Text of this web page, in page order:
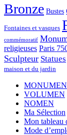
Bronze Bustes
Fontaines et vasques
commémoratif
religieuses Paris
Sculpteur Statues
maison et du jardin
MONUMEN
VOLUMEN
NOMEN
Ma Sélection
Mon tableau
Mode